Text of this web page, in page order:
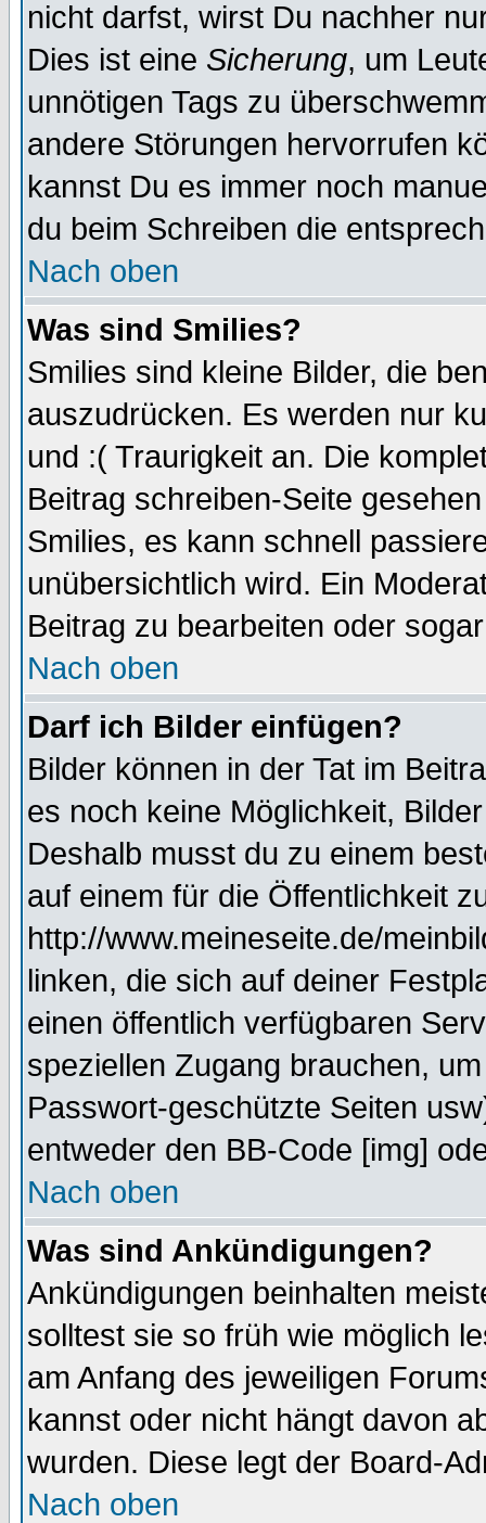
nicht darfst, wirst Du nachher
Dies ist eine Sicherung, um
unnötigen Tags zu
andere Störungen hervorrufen
kannst Du es immer noch
du beim Schreiben die
Nach oben
Was sind Smilies?
Smilies sind kleine Bilder, die
auszudrücken. Es werden nur
und :( Traurigkeit an. Die
Beitrag schreiben-Seite
Smilies, es kann schnell
unübersichtlich wird. Ein
Beitrag zu bearbeiten oder
Nach oben
Darf ich Bilder einfügen?
Bilder können in der Tat im
es noch keine Möglichkeit,
Deshalb musst du zu einem
auf einem für die Öffentlichkeit
http://www.meineseite.de/
linken, die sich auf deiner
einen öffentlich verfügbaren
speziellen Zugang brauchen,
Passwort-geschützte Seiten
entweder den BB-Code [img]
Nach oben
Was sind Ankündigungen?
Ankündigungen beinhalten
solltest sie so früh wie möglich
am Anfang des jeweiligen
kannst oder nicht hängt davon
wurden. Diese legt der Board-
Nach oben